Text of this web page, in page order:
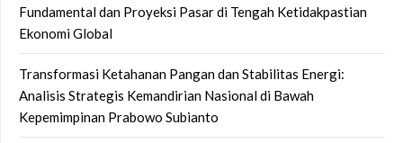
Fundamental dan Proyeksi Pasar di Tengah Ketidakpastian
Ekonomi Global
Transformasi Ketahanan Pangan dan Stabilitas Energi:
Analisis Strategis Kemandirian Nasional di Bawah
Kepemimpinan Prabowo Subianto